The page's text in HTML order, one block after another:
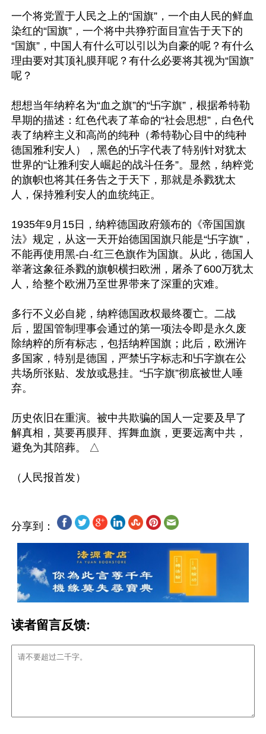
一个将党置于人民之上的“国旗”，一个由人民的鲜血
染红的“国旗”，一个将中共狰狞面目宣告于天下的
“国旗”，中国人有什么可以引以为自豪的呢？有什么
理由要对其顶礼膜拜呢？有什么必要将其视为“国旗”
呢？
想想当年纳粹名为“血之旗”的“卐字旗”，根据希特勒
早期的描述：红色代表了革命的“社会思想”，白色代
表了纳粹主义和高尚的纯种（希特勒心目中的纯种
德国雅利安人），黑色的卐字代表了特别针对犹太
世界的“让雅利安人崛起的战斗任务”。显然，纳粹党
的旗帜也将其任务告之于天下，那就是杀戮犹太
人，保持雅利安人的血统纯正。
1935年9月15日，纳粹德国政府颁布的《帝国国旗
法》规定，从这一天开始德国国旗只能是“卐字旗”，
不能再使用黑-白-红三色旗作为国旗。从此，德国人
举著这象征杀戮的旗帜横扫欧洲，屠杀了600万犹太
人，给整个欧洲乃至世界带来了深重的灾难。
多行不义必自毙，纳粹德国政权最终覆亡。二战
后，盟国管制理事会通过的第一项法令即是永久废
除纳粹的所有标志，包括纳粹国旗；此后，欧洲许
多国家，特别是德国，严禁卐字标志和卐字旗在公
共场所张贴、发放或悬挂。“卐字旗”彻底被世人唾
弃。
历史依旧在重演。被中共欺骗的国人一定要及早了
解真相，莫要再膜拜、挥舞血旗，更要远离中共，
避免为其陪葬。 △
分享到：
读者留言反馈: